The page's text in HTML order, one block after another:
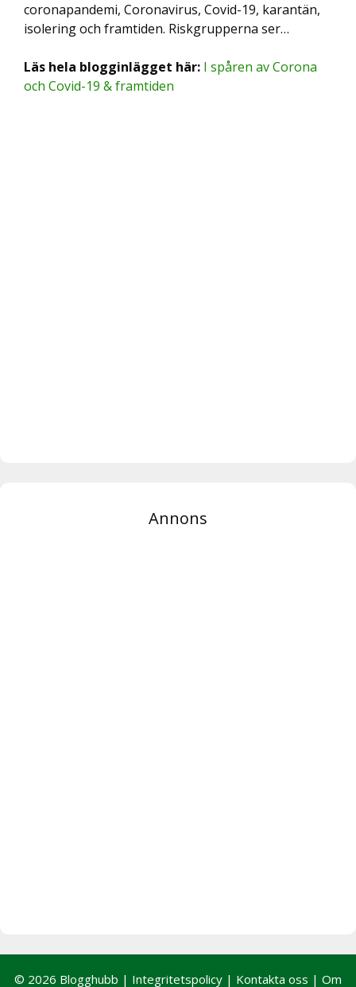
coronapandemi, Coronavirus, Covid-19, karantän,
isolering och framtiden. Riskgrupperna ser…
Läs hela blogginlägget här: I spåren av Corona
och Covid-19 & framtiden
Annons
© 2026 Blogghubb | Integritetspolicy | Kontakta oss | Om